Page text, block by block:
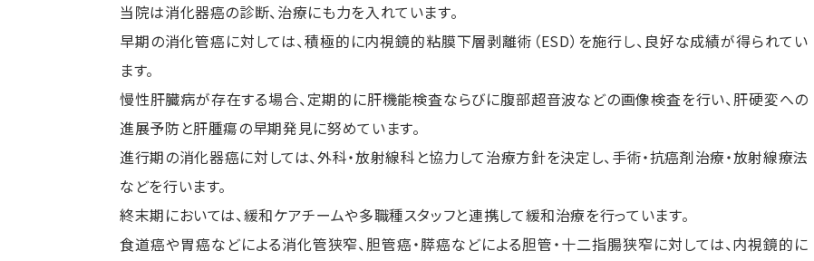
当院は消化器癌の診断、治療にも力を入れています。
早期の消化管癌に対しては、積極的に内視鏡的粘膜下層剥離術（ESD）を施行し、良好な成績が得られてい
ます。
慢性肝臓病が存在する場合、定期的に肝機能検査ならびに腹部超音波などの画像検査を行い、肝硬変への
進展予防と肝腫瘍の早期発見に努めています。
進行期の消化器癌に対しては、外科・放射線科と協力して治療方針を決定し、手術・抗癌剤治療・放射線療法
などを行います。
終末期においては、緩和ケアチームや多職種スタッフと連携して緩和治療を行っています。
食道癌や胃癌などによる消化管狭窄、胆管癌・膵癌などによる胆管・十二指腸狭窄に対しては、内視鏡的に